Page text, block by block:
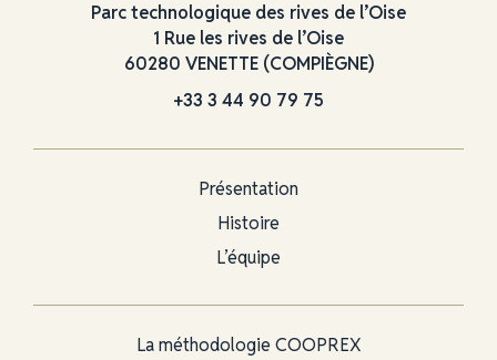
Parc technologique des rives de l’Oise
1 Rue les rives de l’Oise
60280 VENETTE (COMPIÈGNE)
+33 3 44 90 79 75
Présentation
Histoire
L’équipe
La méthodologie COOPREX